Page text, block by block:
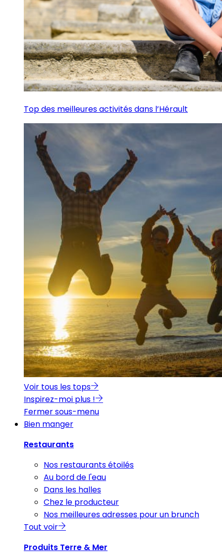
Top des meilleures activités dans l’Hérault
Voir tous les tops
Inspirez-moi plus !
Fermer sous-menu
Bien manger
Restaurants
Nos restaurants étoilés
Au bord de l'eau
Dans les halles
Chez le producteur
Nos meilleures adresses pour un brunch
Tout voir
Produits Terre & Mer